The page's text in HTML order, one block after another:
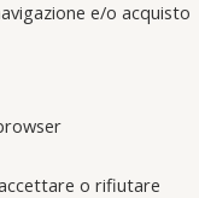
e/o acquisto
o rifiutare